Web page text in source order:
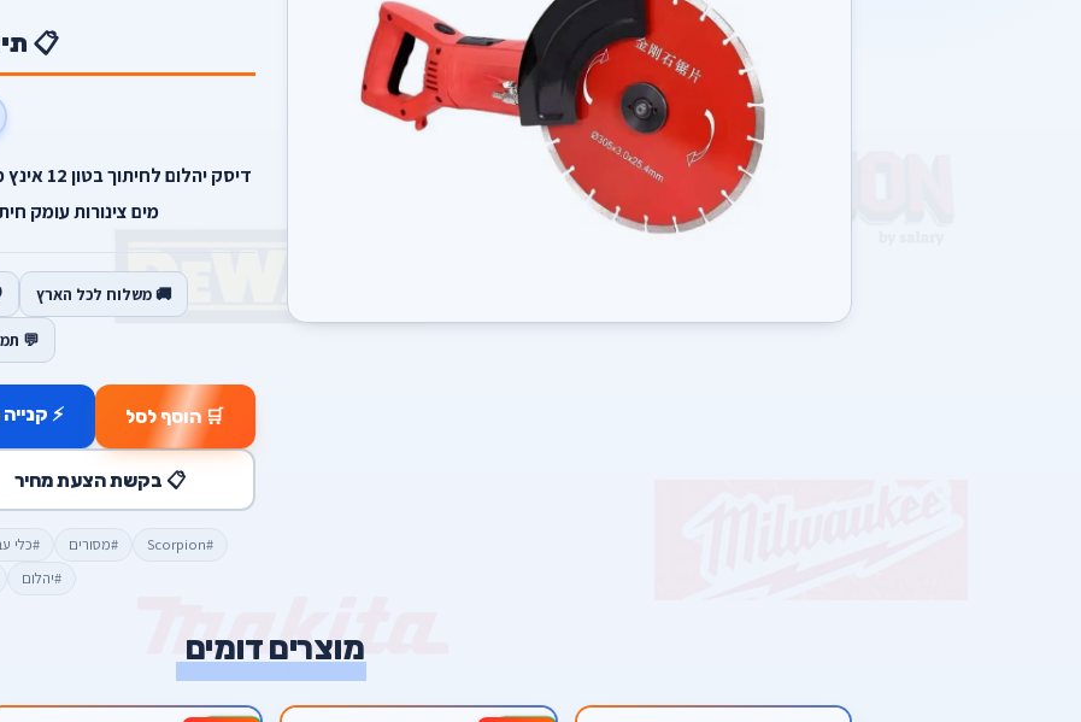
📋
מים צינורות עומק חיתוך 11 סמ גודל דיסק
🚚 משלוח לכל הארץ
💬
🛒 הוסף לסל ⚡
📋 בקשת הצעת מחיר
#Scorpion #מסורים #כלי
#יהלום
מוצרים דומים